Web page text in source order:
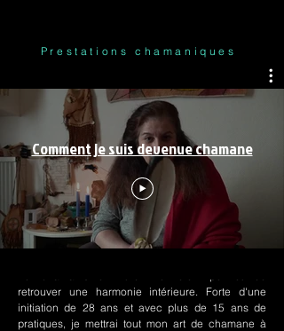
Prestations chamaniques
Comment je suis devenue chamane
retrouver une harmonie intérieure. Forte d'une
initiation de 28 ans et avec plus de 15 ans de
pratiques, je mettrai tout mon art de chamane à